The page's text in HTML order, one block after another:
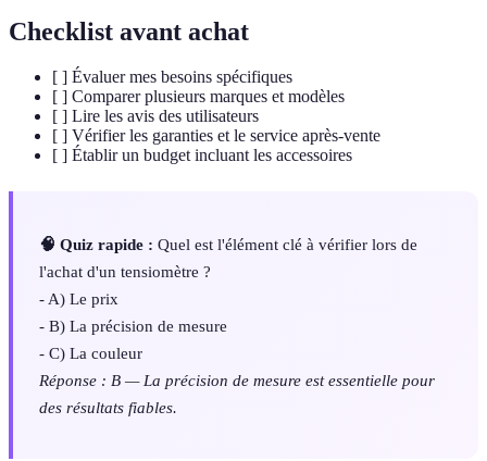
Checklist avant achat
[ ] Évaluer mes besoins spécifiques
[ ] Comparer plusieurs marques et modèles
[ ] Lire les avis des utilisateurs
[ ] Vérifier les garanties et le service après-vente
[ ] Établir un budget incluant les accessoires
🧠 Quiz rapide : Quel est l'élément clé à vérifier lors de
l'achat d'un tensiomètre ?
- A) Le prix
- B) La précision de mesure
- C) La couleur
Réponse : B — La précision de mesure est essentielle pour
des résultats fiables.